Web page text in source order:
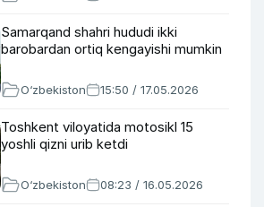
Samarqand shahri hududi ikki
barobardan ortiq kengayishi mumkin
O‘zbekiston 15:50 / 17.05.2026
Toshkent viloyatida motosikl 15
yoshli qizni urib ketdi
O‘zbekiston 08:23 / 16.05.2026